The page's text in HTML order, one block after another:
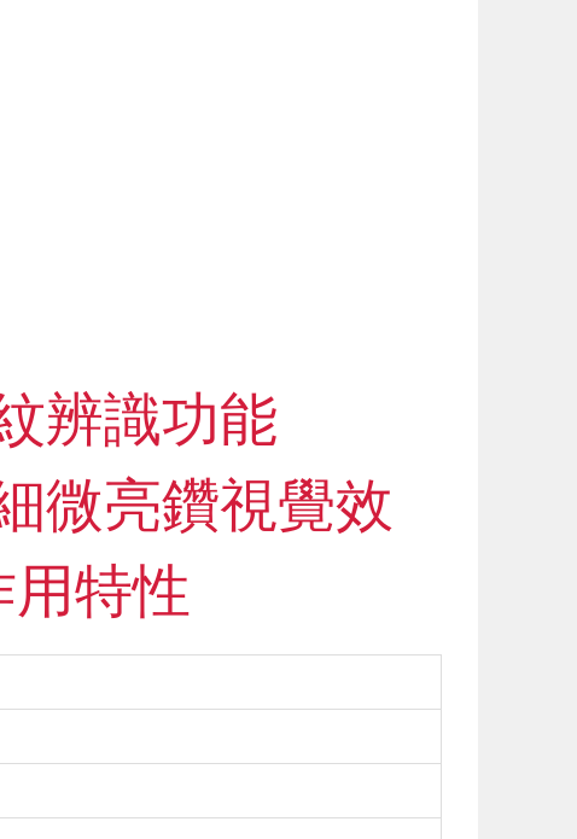
辨識功能
微亮鑽視覺效
特性